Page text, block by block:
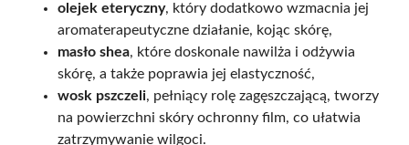
olejek eteryczny, który dodatkowo wzmacnia jej
aromaterapeutyczne działanie, kojąc skórę,
masło shea, które doskonale nawilża i odżywia
skórę, a także poprawia jej elastyczność,
wosk pszczeli, pełniący rolę zagęszczającą, tworzy
na powierzchni skóry ochronny film, co ułatwia
zatrzymywanie wilgoci.